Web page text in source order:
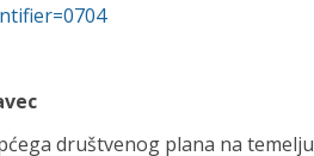
društvenog plana na temelju